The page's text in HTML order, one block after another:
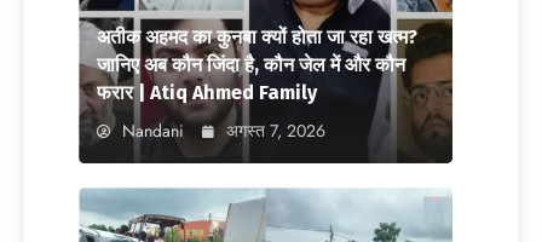
अतीक अहमद का कुनबा क्यों होता जा रहा खत्म?
जानिए अब कौन जिंदा है, कौन जेल में और कौन
फरार | Atiq Ahmed Family
Nandani अगस्त 7, 2026